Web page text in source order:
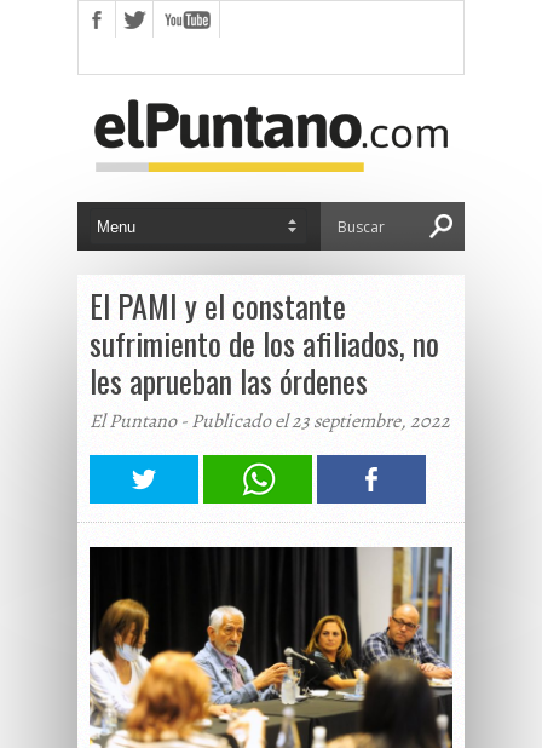
El PAMI y el constante
sufrimiento de los afiliados, no
les aprueban las órdenes
El Puntano - Publicado el 23 septiembre, 2022